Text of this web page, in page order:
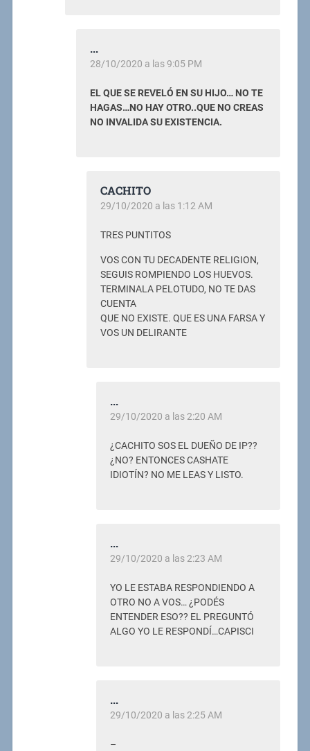
...
28/10/2020 a las 9:05 PM
EL QUE SE REVELÓ EN SU HIJO… NO TE
HAGAS…NO HAY OTRO..QUE NO CREAS
NO INVALIDA SU EXISTENCIA.
CACHITO
29/10/2020 a las 1:12 AM
TRES PUNTITOS
VOS CON TU DECADENTE RELIGION,
SEGUIS ROMPIENDO LOS HUEVOS.
TERMINALA PELOTUDO, NO TE DAS
CUENTA
QUE NO EXISTE. QUE ES UNA FARSA Y
VOS UN DELIRANTE
...
29/10/2020 a las 2:20 AM
¿CACHITO SOS EL DUEÑO DE IP??
¿NO? ENTONCES CASHATE
IDIOTÍN? NO ME LEAS Y LISTO.
...
29/10/2020 a las 2:23 AM
YO LE ESTABA RESPONDIENDO A
OTRO NO A VOS… ¿PODÉS
ENTENDER ESO?? EL PREGUNTÓ
ALGO YO LE RESPONDÍ…CAPISCI
...
29/10/2020 a las 2:25 AM
–